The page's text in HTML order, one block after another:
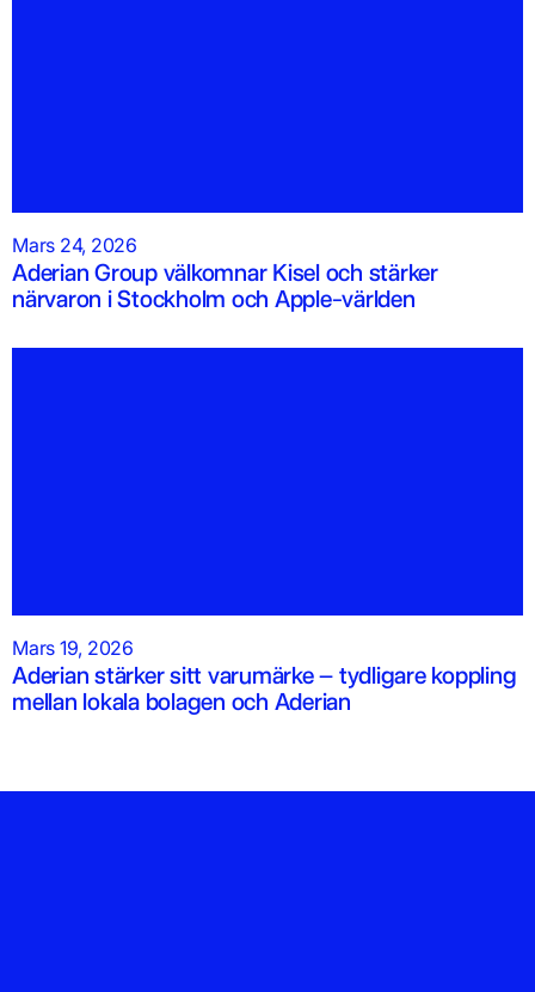
Mars 24, 2026
Aderian Group välkomnar Kisel och stärker
närvaron i Stockholm och Apple-världen
Mars 19, 2026
Aderian stärker sitt varumärke – tydligare koppling
mellan lokala bolagen och Aderian